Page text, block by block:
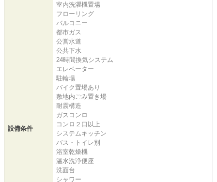
設備条件
室内洗濯機置場
フローリング
バルコニー
都市ガス
公営水道
公共下水
24時間換気システム
エレベーター
駐輪場
バイク置場あり
敷地内ごみ置き場
耐震構造
ガスコンロ
コンロ２口以上
システムキッチン
バス・トイレ別
浴室乾燥機
温水洗浄便座
洗面台
シャワー